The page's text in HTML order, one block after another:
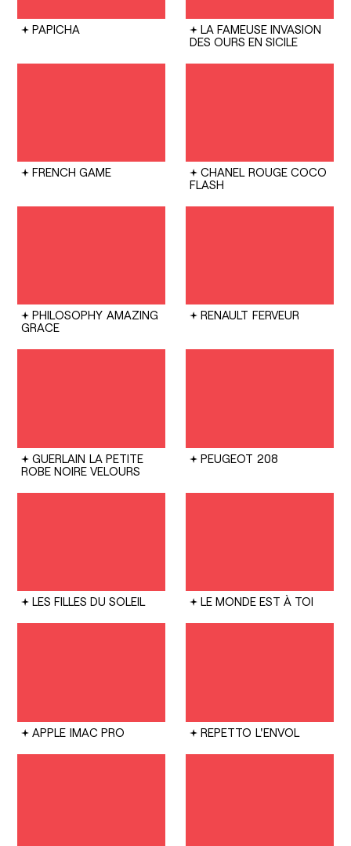
PAPICHA
LA FAMEUSE INVASION
DES OURS EN SICILE
FRENCH GAME CHANEL ROUGE COCO
FLASH
PHILOSOPHY AMAZING
GRACE
RENAULT FERVEUR
GUERLAIN LA PETITE
ROBE NOIRE VELOURS
PEUGEOT 208
LES FILLES DU SOLEIL LE MONDE EST À TOI
APPLE IMAC PRO REPETTO L'ENVOL